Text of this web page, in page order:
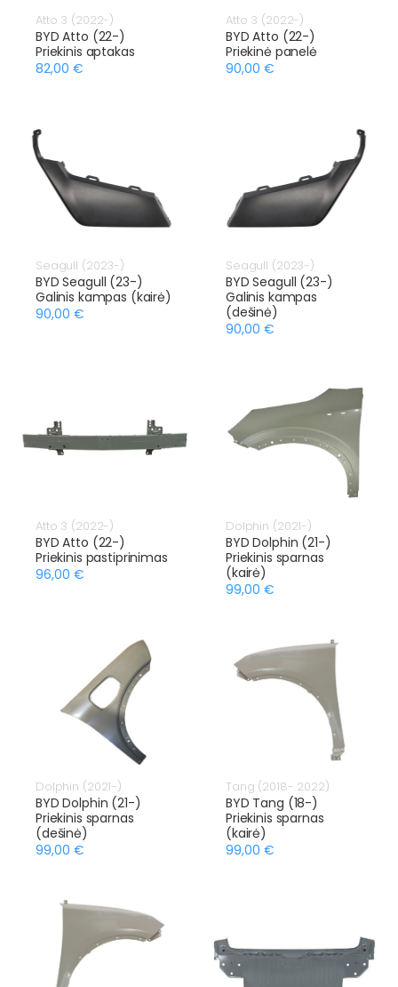
Atto 3 (2022-)
BYD Atto (22-)
Priekinis aptakas
82,00 €
Atto 3 (2022-)
BYD Atto (22-)
Priekinė panelė
90,00 €
Seagull (2023-)
BYD Seagull (23-)
Galinis kampas (kairė)
90,00 €
Seagull (2023-)
BYD Seagull (23-)
Galinis kampas
(dešinė)
90,00 €
Atto 3 (2022-)
BYD Atto (22-)
Priekinis pastiprinimas
96,00 €
Dolphin (2021-)
BYD Dolphin (21-)
Priekinis sparnas
(kairė)
99,00 €
Dolphin (2021-)
BYD Dolphin (21-)
Priekinis sparnas
(dešinė)
99,00 €
Tang (2018- 2022)
BYD Tang (18-)
Priekinis sparnas
(kairė)
99,00 €